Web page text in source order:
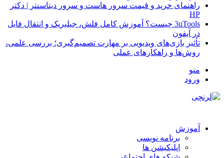
راهنمای خرید و قیمت سرور هاست و سرور دیتاسنتر | دکتر
HP
3uTools چیست؟ آموزش کامل فلش، جیلبریک و انتقال فایل
در آیفون
تأثیر بازی‌های ویدیویی بر مهارت تصمیم‌گیری؛ بررسی علمی،
روش‌ها و راهکارهای عملی
منو
ورود
آموزش
برنامه نویسی
اپلیکیشن ها